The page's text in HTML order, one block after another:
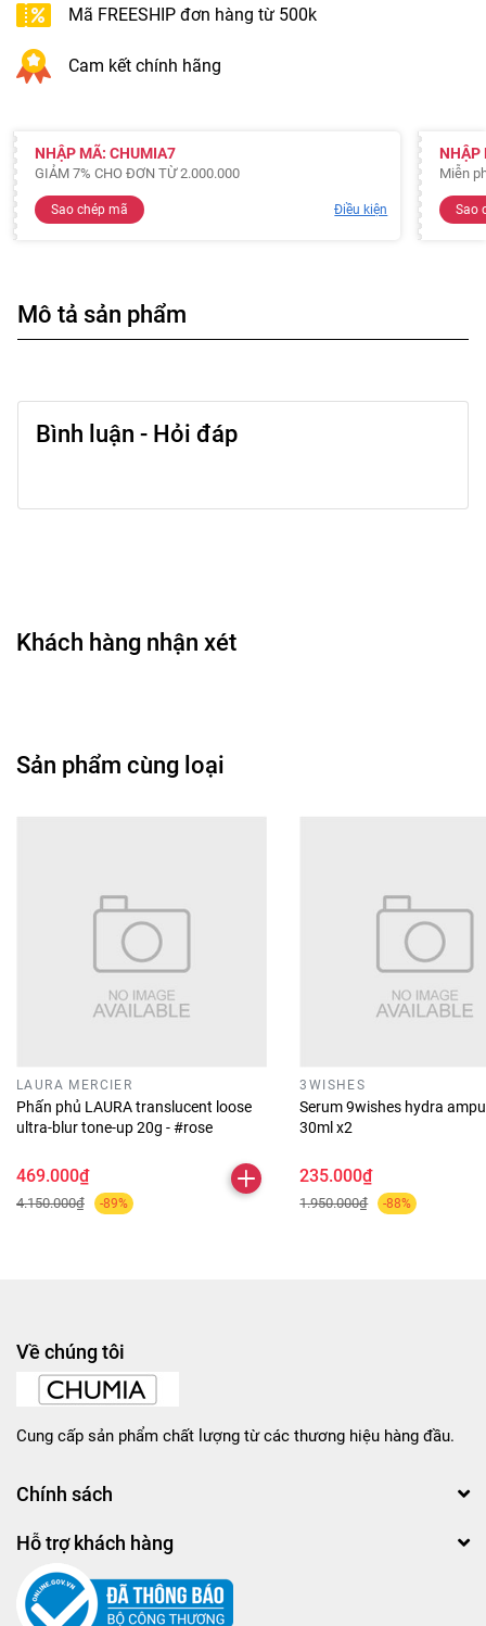
Mã FREESHIP đơn hàng từ 500k
Cam kết chính hãng
NHẬP MÃ: CHUMIA7
GIẢM 7% CHO ĐƠN TỪ 2.000.000
Sao chép mã Điều kiện
NHẬP
Miễn
Sao
Mô tả sản phẩm
Bình luận - Hỏi đáp
Khách hàng nhận xét
Sản phẩm cùng loại
LAURA MERCIER
Phấn phủ LAURA translucent loose
ultra-blur tone-up 20g - #rose
469.000₫
4.150.000₫ -89%
3WISHES
Serum 9wishes hydra
30ml x2
235.000₫
1.950.000₫ -88%
Về chúng tôi
Cung cấp sản phẩm chất lượng từ các thương hiệu hàng đầu.
Chính sách
Hỗ trợ khách hàng